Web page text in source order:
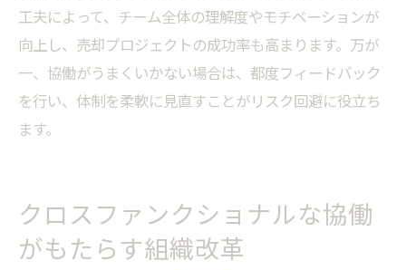
工夫によって、チーム全体の理解度やモチベーションが
向上し、売却プロジェクトの成功率も高まります。万が
一、協働がうまくいかない場合は、都度フィードバック
を行い、体制を柔軟に見直すことがリスク回避に役立ち
ます。
クロスファンクショナルな協働
がもたらす組織改革